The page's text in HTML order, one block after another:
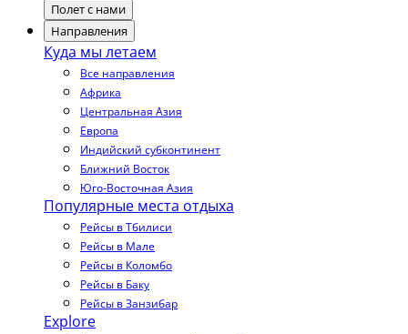
Полет с нами
Направления
Куда мы летаем
Все направления
Африка
Центральная Азия
Европа
Индийский субконтинент
Ближний Восток
Юго-Восточная Азия
Популярные места отдыха
Рейсы в Тбилиси
Рейсы в Мале
Рейсы в Коломбо
Рейсы в Баку
Рейсы в Занзибар
Explore